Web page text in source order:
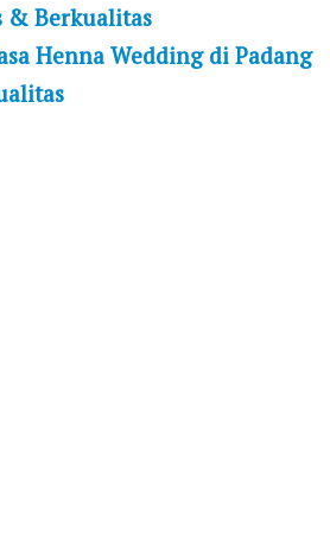
& Berkualitas
Henna Wedding di Padang